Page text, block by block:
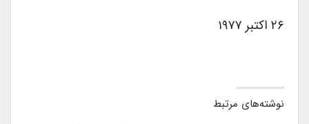
۲۶ اکتبر ۱۹۷۷
نوشته‌های مرتبط